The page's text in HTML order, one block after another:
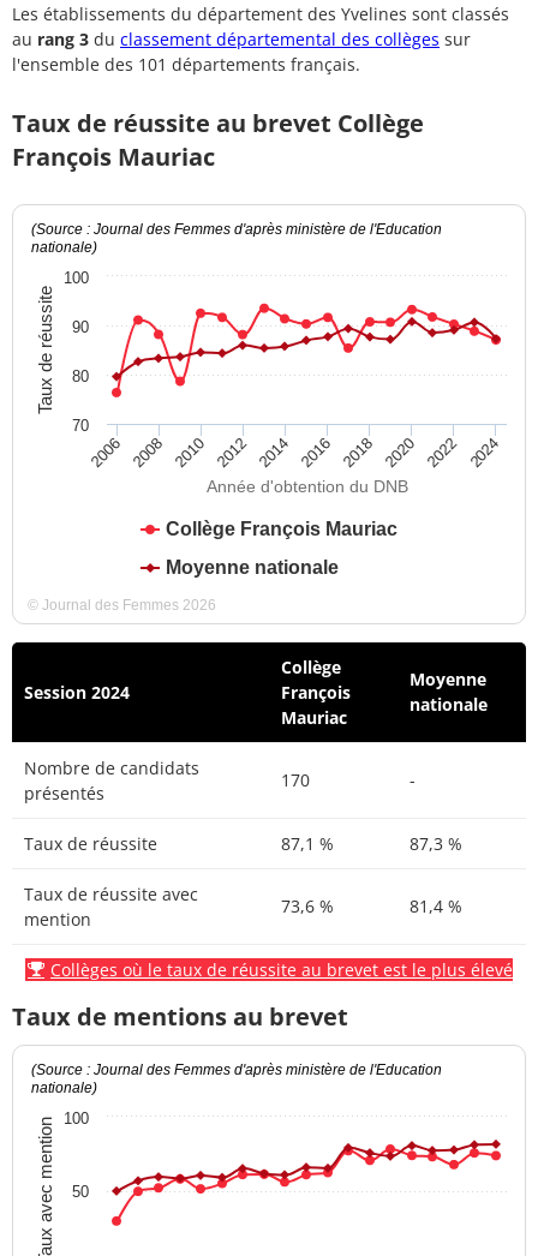
Les établissements du département des Yvelines sont classés
au rang 3 du classement départemental des collèges sur
l'ensemble des 101 départements français.
Taux de réussite au brevet Collège
François Mauriac
Année d'obtention du DNB
Taux de réussite
(Source : Journal des Femmes d'après ministère de l'Education
nationale)
Collège François Mauriac
Moyenne nationale
2006 2008 2010 2012 2014 2016 2018 2020 2022 2024
70
80
90
100
© Journal des Femmes 2026
Session 2024
Collège
François
Mauriac
Moyenne
nationale
Nombre de candidats
présentés
170 -
Taux de réussite 87,1 % 87,3 %
Taux de réussite avec
mention
73,6 % 81,4 %
Collèges où le taux de réussite au brevet est le plus élevé
Taux de mentions au brevet
Taux avec mention
(Source : Journal des Femmes d'après ministère de l'Education
nationale)
50
100